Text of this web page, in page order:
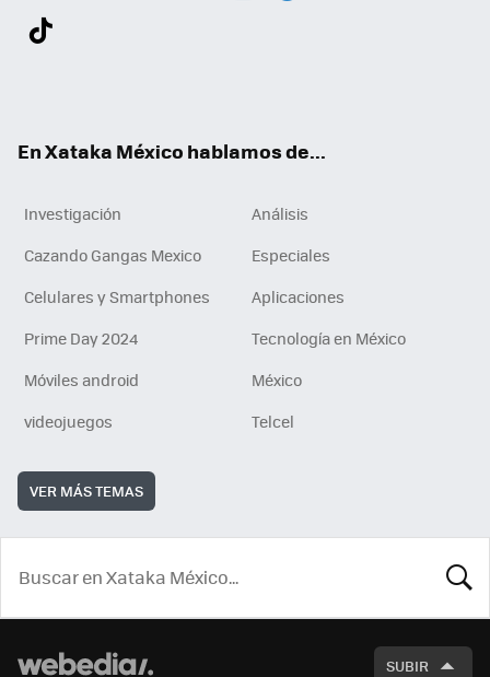
En Xataka México hablamos de...
Investigación
Análisis
Cazando Gangas Mexico
Especiales
Celulares y Smartphones
Aplicaciones
Prime Day 2024
Tecnología en México
Móviles android
México
videojuegos
Telcel
VER MÁS TEMAS
SUBIR